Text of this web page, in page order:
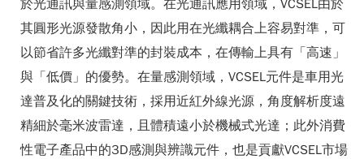
於光通訊與量感測領域。在光通訊應用領域，VCSEL由於
其圓形光源發散角小，因此用在光纖耦合上容易對準，可
以節省許多光纖對準的封裝成本，在傳輸上具有「高速」
與「低價」的優勢。在量感測領域，VCSEL元件是車用光
達普及化的關鍵技術，採用近紅外線光源，角度解析度遠
精細於毫米波雷達，且體積遠小於機械式光達；此外消費
性電子產品中的3D感測與辨識元件，也是貢獻VCSEL市場